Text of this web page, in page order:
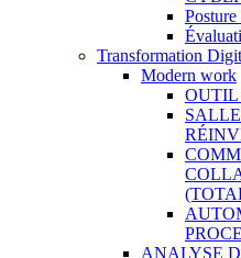
Transformation
Modern work
OUTIL
ANALYSE